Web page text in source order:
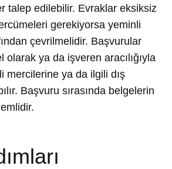
talep edilebilir. Evraklar eksiksiz
gerekiyorsa yeminli
çevrilmelidir. Başvurular
olarak ya da işveren aracılığıyla
mercilerine ya da ilgili dış
Başvuru sırasında belgelerin